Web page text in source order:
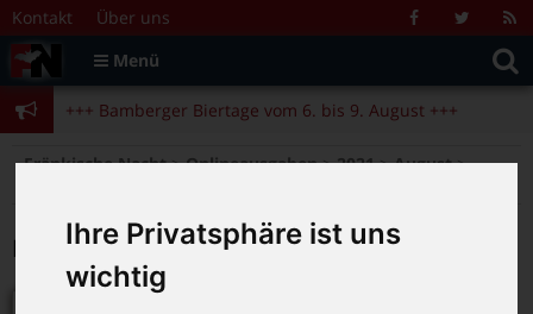
Ihre Privatsphäre ist uns
wichtig
Zum Inhalt springen
Kontakt Über uns FacebookTwitter
Menü
Suche
nach:
+++ Bamberger Biertage vom 6. bis 9. August +++
+++ Blues- und Jazzfestival vom 31.7. bis 9.8. +++
+++ Bamberger Biertage vom 6. bis 9. August +++
+++ Blues- und Jazzfestival vom 31.7. bis 9.8. +++
Fränkische Nacht>Onlineausgaben>2021>August>
Monat:August 2021